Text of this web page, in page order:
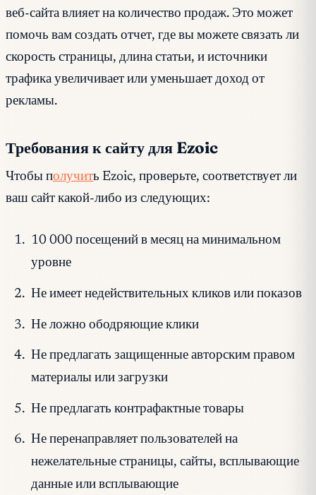
веб-сайта влияет на количество продаж. Это может
помочь вам создать отчет, где вы можете связать ли
скорость страницы, длина статьи, и источники
трафика увеличивает или уменьшает доход от
рекламы.
Требования к сайту для Ezoic
Чтобы получить Ezoic, проверьте, соответствует ли
ваш сайт какой-либо из следующих:
10 000 посещений в месяц на минимальном
уровне
Не имеет недействительных кликов или показов
Не ложно ободряющие клики
Не предлагать защищенные авторским правом
материалы или загрузки
Не предлагать контрафактные товары
Не перенаправляет пользователей на
нежелательные страницы, сайты, всплывающие
данные или всплывающие